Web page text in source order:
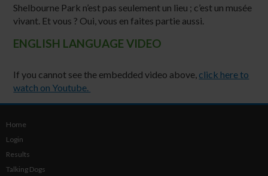
Shelbourne Park n’est pas seulement un lieu ; c’est un musée
vivant. Et vous ? Oui, vous en faites partie aussi.
ENGLISH LANGUAGE VIDEO
If you cannot see the embedded video above, click here to
watch on Youtube.
Home
Login
Results
Talking Dogs